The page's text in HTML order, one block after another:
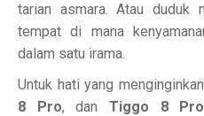
tarian asmara. Atau
tempat di mana
dalam satu irama.
Untuk hati yang
8 Pro, danTiggo 8